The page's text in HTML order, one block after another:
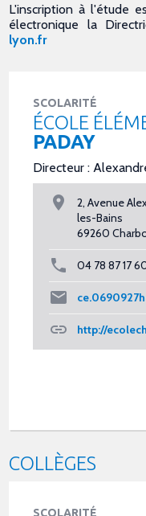
L'inscription à l'étude
électronique la
lyon.fr
SCOLARITÉ
ÉCOLE
PADAY
Directeur :
2, Avenue
les-Bains
69260
04 78 87 17
http://
COLLÈGES
SCOLARITÉ